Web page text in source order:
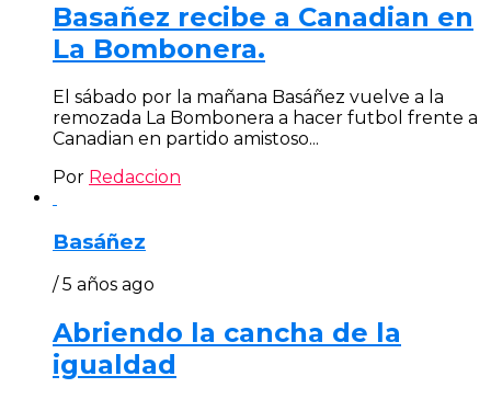
Basañez recibe a Canadian en
La Bombonera.
El sábado por la mañana Basáñez vuelve a la
remozada La Bombonera a hacer futbol frente a
Canadian en partido amistoso...
Por Redaccion
Basáñez
/ 5 años ago
Abriendo la cancha de la
igualdad